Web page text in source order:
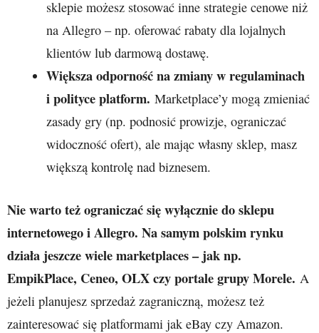
sklepie możesz stosować inne strategie cenowe niż
na Allegro – np. oferować rabaty dla lojalnych
klientów lub darmową dostawę.
Większa odporność na zmiany w regulaminach
i polityce platform.Marketplace’y mogą zmieniać
zasady gry (np. podnosić prowizje, ograniczać
widoczność ofert), ale mając własny sklep, masz
większą kontrolę nad biznesem.
Nie warto też ograniczać się wyłącznie do sklepu
internetowego i Allegro. Na samym polskim rynku
działa jeszcze wiele marketplaces – jak np.
EmpikPlace, Ceneo, OLX czy portale grupy Morele. A
jeżeli planujesz sprzedaż zagraniczną, możesz też
zainteresować się platformami jak eBay czy Amazon.